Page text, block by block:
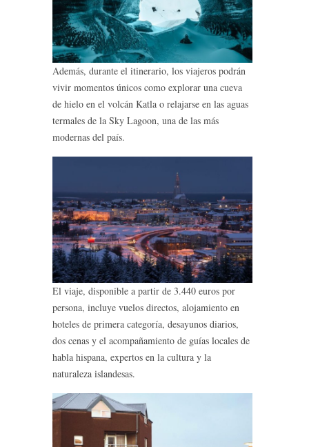
Además, durante el itinerario, los viajeros podrán
vivir momentos únicos como explorar una cueva
de hielo en el volcán Katla o relajarse en las aguas
termales de la Sky Lagoon, una de las más
modernas del país.
El viaje, disponible a partir de 3.440 euros por
persona, incluye vuelos directos, alojamiento en
hoteles de primera categoría, desayunos diarios,
dos cenas y el acompañamiento de guías locales de
habla hispana, expertos en la cultura y la
naturaleza islandesas.